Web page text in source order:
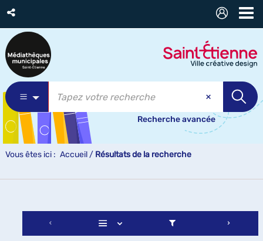
Recherche avancée
Vous êtes ici : Accueil / Résultats de la recherche